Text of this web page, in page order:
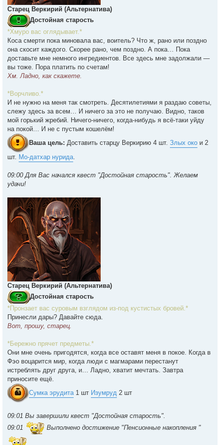
Старец Веркирий (Альтернатива)
Достойная старость
*Хмуро вас оглядывает.*
Коса смерти пока миновала вас, воитель? Что ж, рано или поздно
она скосит каждого. Скорее рано, чем поздно. А пока… Пока
доставьте мне немного ингредиентов. Все здесь мне задолжали —
вы тоже. Пора платить по счетам!
Хм. Ладно, как скажете.
*Ворчливо.*
И не нужно на меня так смотреть. Десятилетиями я раздаю советы,
слежу здесь за всем… И ничего за это не получаю. Видно, таков
мой горький жребий. Ничего-ничего, когда-нибудь я всё-таки уйду
на покой… И не с пустым кошелём!
Ваша цель: Доставить cтарцу Веркирию 4 шт. Злых око и 2
шт. Мо-датхар нурида.
09:00 Для Вас начался квест "Достойная старость". Желаем
удачи!
Старец Веркирий (Альтернатива)
Достойная старость
*Пронзает вас суровым взглядом из-под кустистых бровей.*
Принесли дары? Давайте сюда.
Вот, прошу, старец.
*Бережно прячет предметы.*
Они мне очень пригодятся, когда все оставят меня в покое. Когда в
Фэо воцарится мир, когда люди с магмарами перестанут
истреблять друг друга, и… Ладно, хватит мечтать. Завтра
приносите ещё.
Сумка эрудита1 шт Изумруд 2 шт
09:01 Вы завершили квест "Достойная старость".
09:01
Выполнено достижение "Пенсионные накопления "